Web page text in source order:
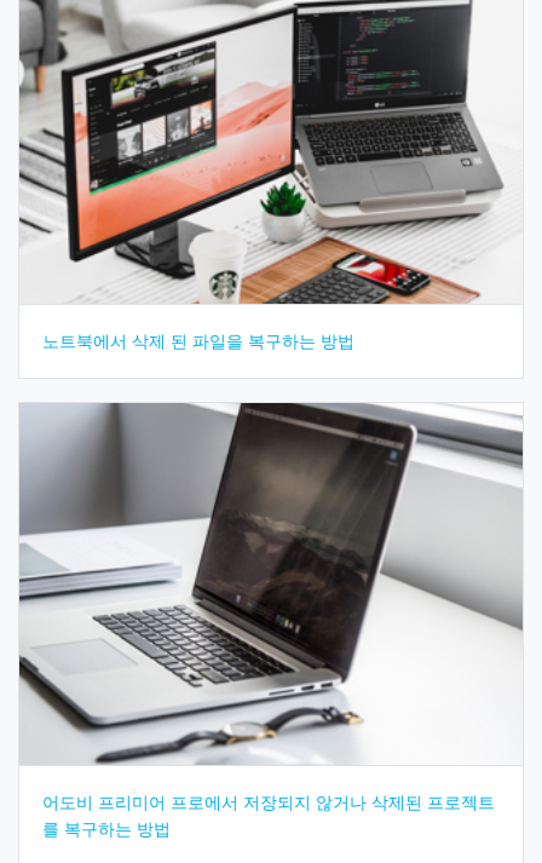
노트북에서 삭제 된 파일을 복구하는 방법
어도비 프리미어 프로에서 저장되지 않거나 삭제된 프로젝트
를 복구하는 방법